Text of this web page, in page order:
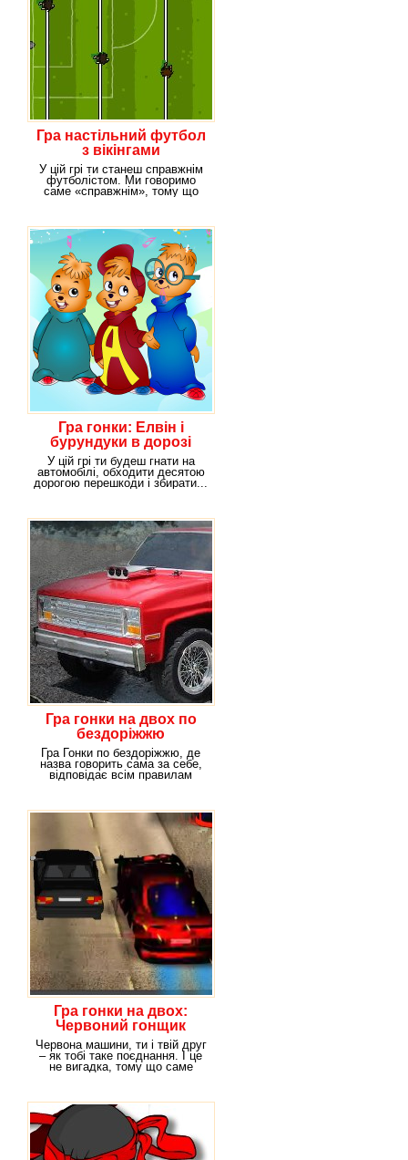
Гра настільний футбол
з вікінгами
У цій грі ти станеш справжнім
футболістом. Ми говоримо
саме «справжнім», тому що
Гра гонки: Елвін і
бурундуки в дорозі
У цій грі ти будеш гнати на
автомобілі, обходити десятою
дорогою перешкоди і збирати...
Гра гонки на двох по
бездоріжжю
Гра Гонки по бездоріжжю, де
назва говорить сама за себе,
відповідає всім правилам
Гра гонки на двох:
Червоний гонщик
Червона машини, ти і твій друг
– як тобі таке поєднання. І це
не вигадка, тому що саме